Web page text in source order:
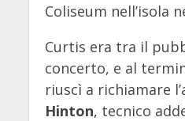
Coliseum nell’isola
Curtis era tra il
concerto, e al
riuscì a richiamare
Hinton, tecnico